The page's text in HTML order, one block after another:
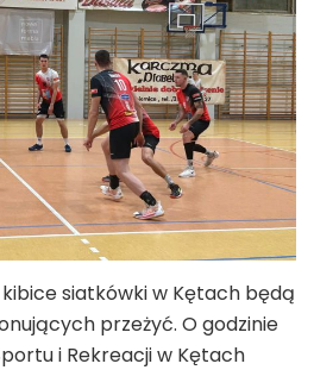
kibice siatkówki w Kętach będą
przeżyć. O godzinie
i Rekreacji w Kętach